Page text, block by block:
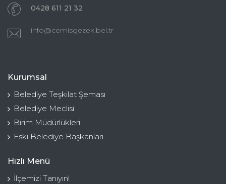
0428 611 21 32
info@cemisgezek.bel.tr
Kurumsal
Belediye Teşkilat Şeması
Belediye Meclisi
Birim Müdürlükleri
Eski Belediye Başkanları
Hızlı Menü
İlçemizi Tanıyın!